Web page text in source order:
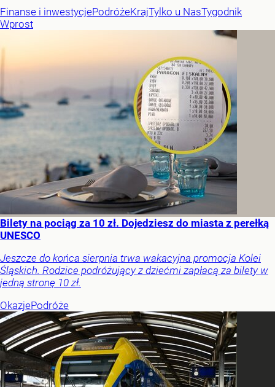
Finanse i inwestycjePodróżeKrajTylko u NasTygodnik
Wprost
Bilety na pociąg za 10 zł. Dojedziesz do miasta z perełką
UNESCO
Jeszcze do końca sierpnia trwa wakacyjna promocja Kolei
Śląskich. Rodzice podróżujący z dziećmi zapłacą za bilety w
jedną stronę 10 zł.
OkazjePodróże